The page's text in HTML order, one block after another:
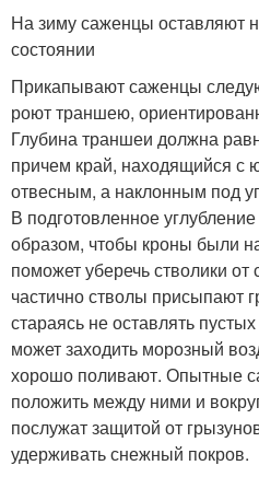
На зиму саженцы оставляют
состоянии
Прикапывают саженцы
роют траншею,
Глубина траншеи должна
причем край, находящийся с
отвесным, а наклонным под
В подготовленное
образом, чтобы кроны были
поможет уберечь стволики
частично стволы присыпают
стараясь не оставлять
может заходить морозный
хорошо поливают. Опытные
положить между ними и
послужат защитой от
удерживать снежный покров.